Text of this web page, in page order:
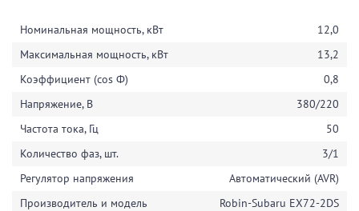
Номинальная мощность, кВт
12,0
Максимальная мощность, кВт
13,2
Коэффициент (cos Ф)
0,8
Напряжение, В
380/220
Частота тока, Гц
50
Количество фаз, шт.
3/1
Регулятор напряжения
Автоматический (AVR)
Производитель и модель
Robin-Subaru EX72-2DS